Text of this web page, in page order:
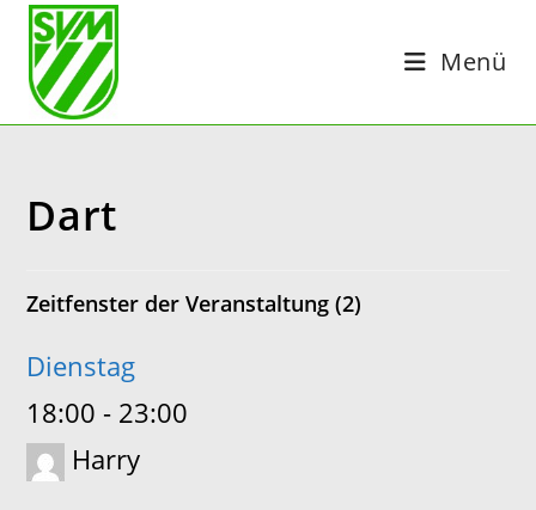
Zum
Inhalt
springen
Menü
Dart
Zeitfenster der Veranstaltung (2)
Dienstag
18:00 - 23:00
Harry